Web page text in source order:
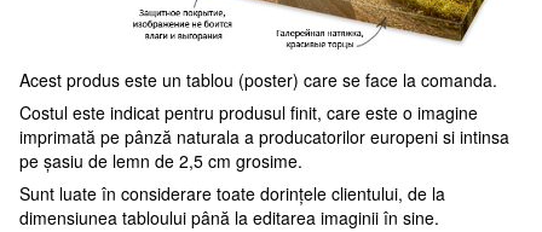
Acest produs este un tablou (poster) care se face la comanda.
Costul este indicat pentru produsul finit, care este o imagine
imprimată pe pânză naturala a producatorilor europeni si intinsa
pe șasiu de lemn de 2,5 cm grosime.
Sunt luate în considerare toate dorințele clientului, de la
dimensiunea tabloului până la editarea imaginii în sine.